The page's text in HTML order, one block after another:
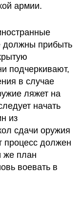
армии.
должны прибыть
подчеркивают,
в случае
ляжет на
начать
из
сдачи оружия
процесс должен
же план
воевать в